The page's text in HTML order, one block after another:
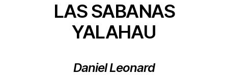
LAS SABANAS
YALAHAU
Daniel Leonard